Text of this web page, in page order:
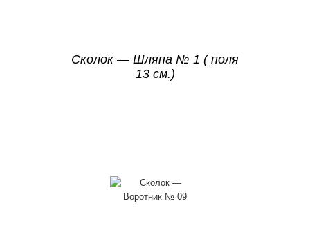
Сколок — Шляпа № 1 ( поля
13 см.)